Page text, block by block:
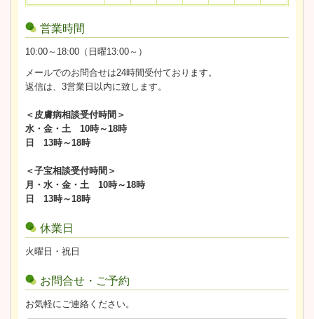
営業時間
10:00～18:00（日曜13:00～）
メールでのお問合せは24時間受付ております。
返信は、3営業日以内に致します。
＜皮膚病相談受付時間＞
水・金・土 10時～18時
日 13時～18時
＜子宝相談受付時間＞
月・水・金・土 10時～18時
日 13時～18時
休業日
火曜日・祝日
お問合せ・ご予約
お気軽にご連絡ください。